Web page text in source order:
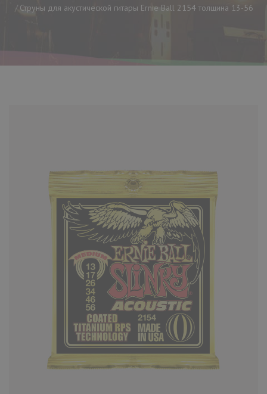
Струны для акустической гитары Ernie Ball 2154 толщина 13-56